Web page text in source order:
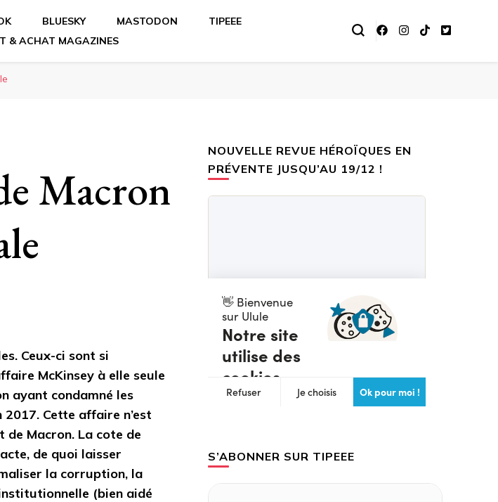
BLUESKY MASTODON
TIPEEE
& ACHAT MAGAZINES
Macron
Ceux-ci sont si
McKinsey à elle seule
ayant condamné les
Cette affaire n’est
Macron. La cote de
de quoi laisser
la corruption, la
(bien aidé
NOUVELLE REVUE HÉROÏQUES EN
PRÉVENTE JUSQU’AU 19/12 !
S’ABONNER SUR TIPEEE